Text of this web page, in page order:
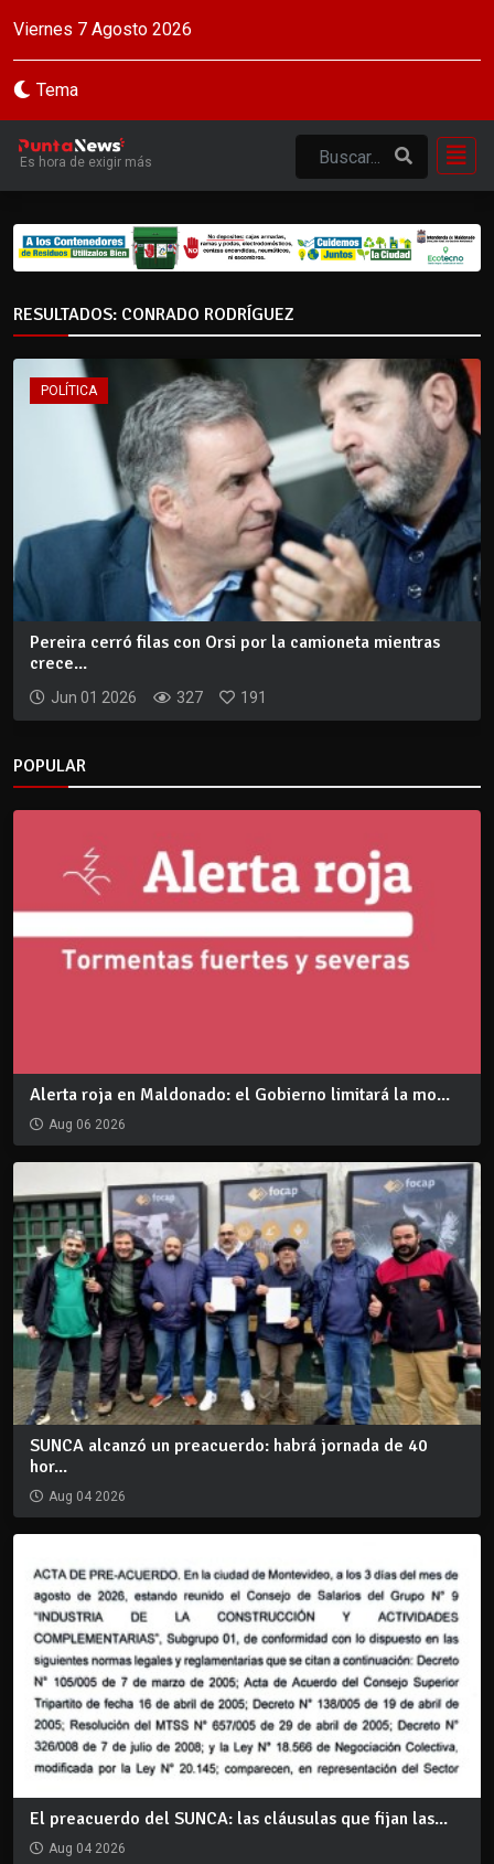
Viernes 7 Agosto 2026
Tema
Es hora de exigir más
RESULTADOS: CONRADO RODRÍGUEZ
POLÍTICA
Pereira cerró filas con Orsi por la camioneta mientras
crece...
Jun 01 2026 327 191
POPULAR
Alerta roja en Maldonado: el Gobierno limitará la mo...
Aug 06 2026
SUNCA alcanzó un preacuerdo: habrá jornada de 40
hor...
Aug 04 2026
El preacuerdo del SUNCA: las cláusulas que fijan las...
Aug 04 2026